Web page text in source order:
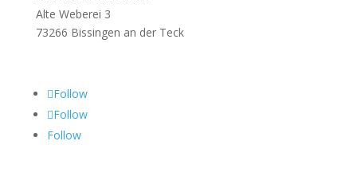
Alte Weberei 3
73266 Bissingen an der Teck
Follow
Follow
Follow